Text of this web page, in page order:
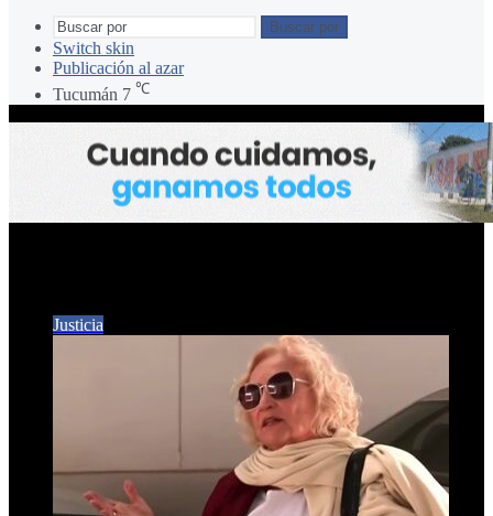
Buscar por
Switch skin
Publicación al azar
Tucumán 7 ℃
Justicia